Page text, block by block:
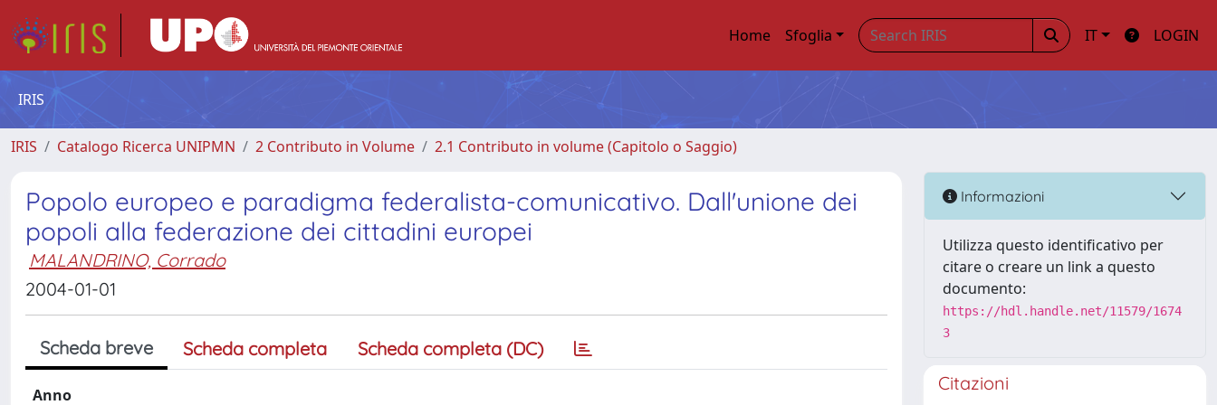
Home Sfoglia IT LOGIN
IRIS
IRIS Catalogo Ricerca UNIPMN 2 Contributo in Volume 2.1 Contributo in volume (Capitolo o Saggio)
Popolo europeo e paradigma federalista-comunicativo. Dall'unione dei
popoli alla federazione dei cittadini europei
MALANDRINO, Corrado
2004-01-01
Scheda breve Scheda completa Scheda completa (DC)
Anno
Informazioni
Utilizza questo identificativo per
citare o creare un link a questo
documento:
https://hdl.handle.net/11579/1674
3
Citazioni